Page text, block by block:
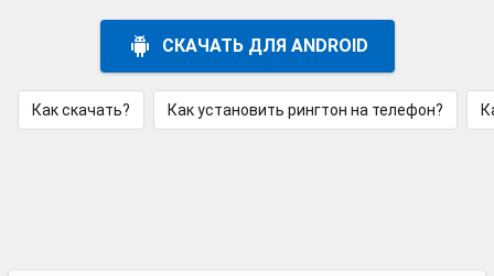
СКАЧАТЬ ДЛЯ ANDROID
Как скачать? Как установить рингтон на телефон?